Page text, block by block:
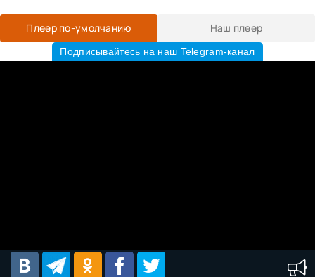
Плеер по-умолчанию Наш плеер
Подписывайтесь на наш Telegram-канал